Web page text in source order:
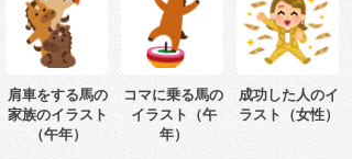
肩車をする馬の
家族のイラスト
（午年）
コマに乗る馬の
イラスト（午
年）
成功した人のイ
ラスト（女性）